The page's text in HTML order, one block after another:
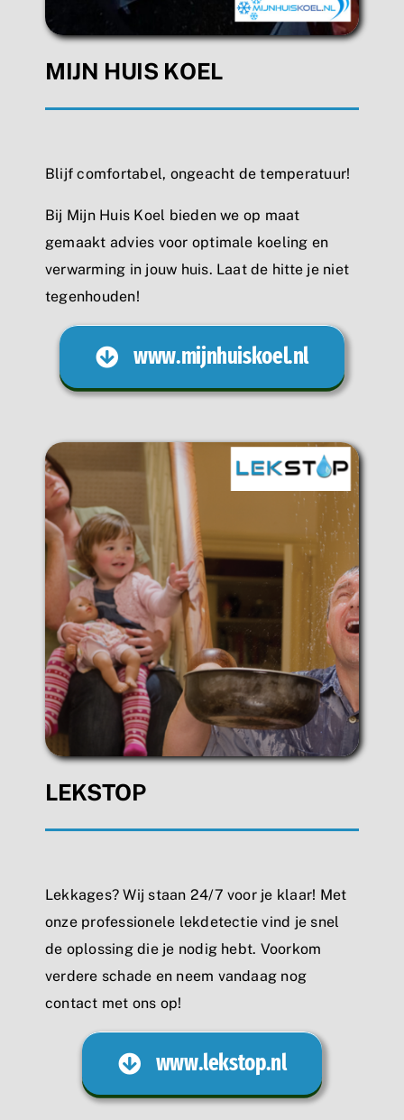
MIJN HUIS KOEL
Blijf comfortabel, ongeacht de temperatuur!
Bij Mijn Huis Koel bieden we op maat
gemaakt advies voor optimale koeling en
verwarming in jouw huis. Laat de hitte je niet
tegenhouden!
www.mijnhuiskoel.nl
LEKSTOP
Lekkages? Wij staan 24/7 voor je klaar! Met
onze professionele lekdetectie vind je snel
de oplossing die je nodig hebt. Voorkom
verdere schade en neem vandaag nog
contact met ons op!
www.lekstop.nl